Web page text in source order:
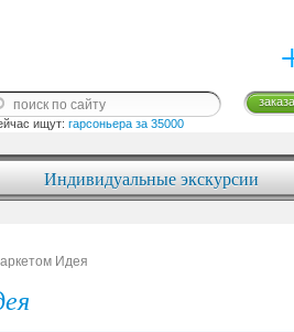
ищут: гарсоньера за 35000
Индивидуальные экскурсии
Идея